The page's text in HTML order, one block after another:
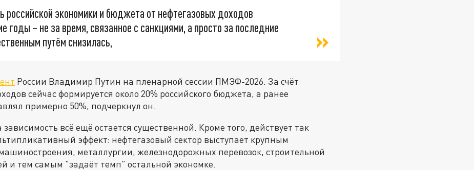
российской экономики и бюджета от нефтегазовых доходов
годы – не за время, связанное с санкциями, а просто за последние
путём снизилась,
России Владимир Путин на пленарной сессии ПМЭФ-2026. За счёт
сейчас формируется около 20% российского бюджета, а ранее
примерно 50%, подчеркнул он.
всё ещё остается существенной. Кроме того, действует так
эффект: нефтегазовый сектор выступает крупным
металлургии, железнодорожных перевозок, строительной
и тем самым "задаёт темп" остальной экономке.